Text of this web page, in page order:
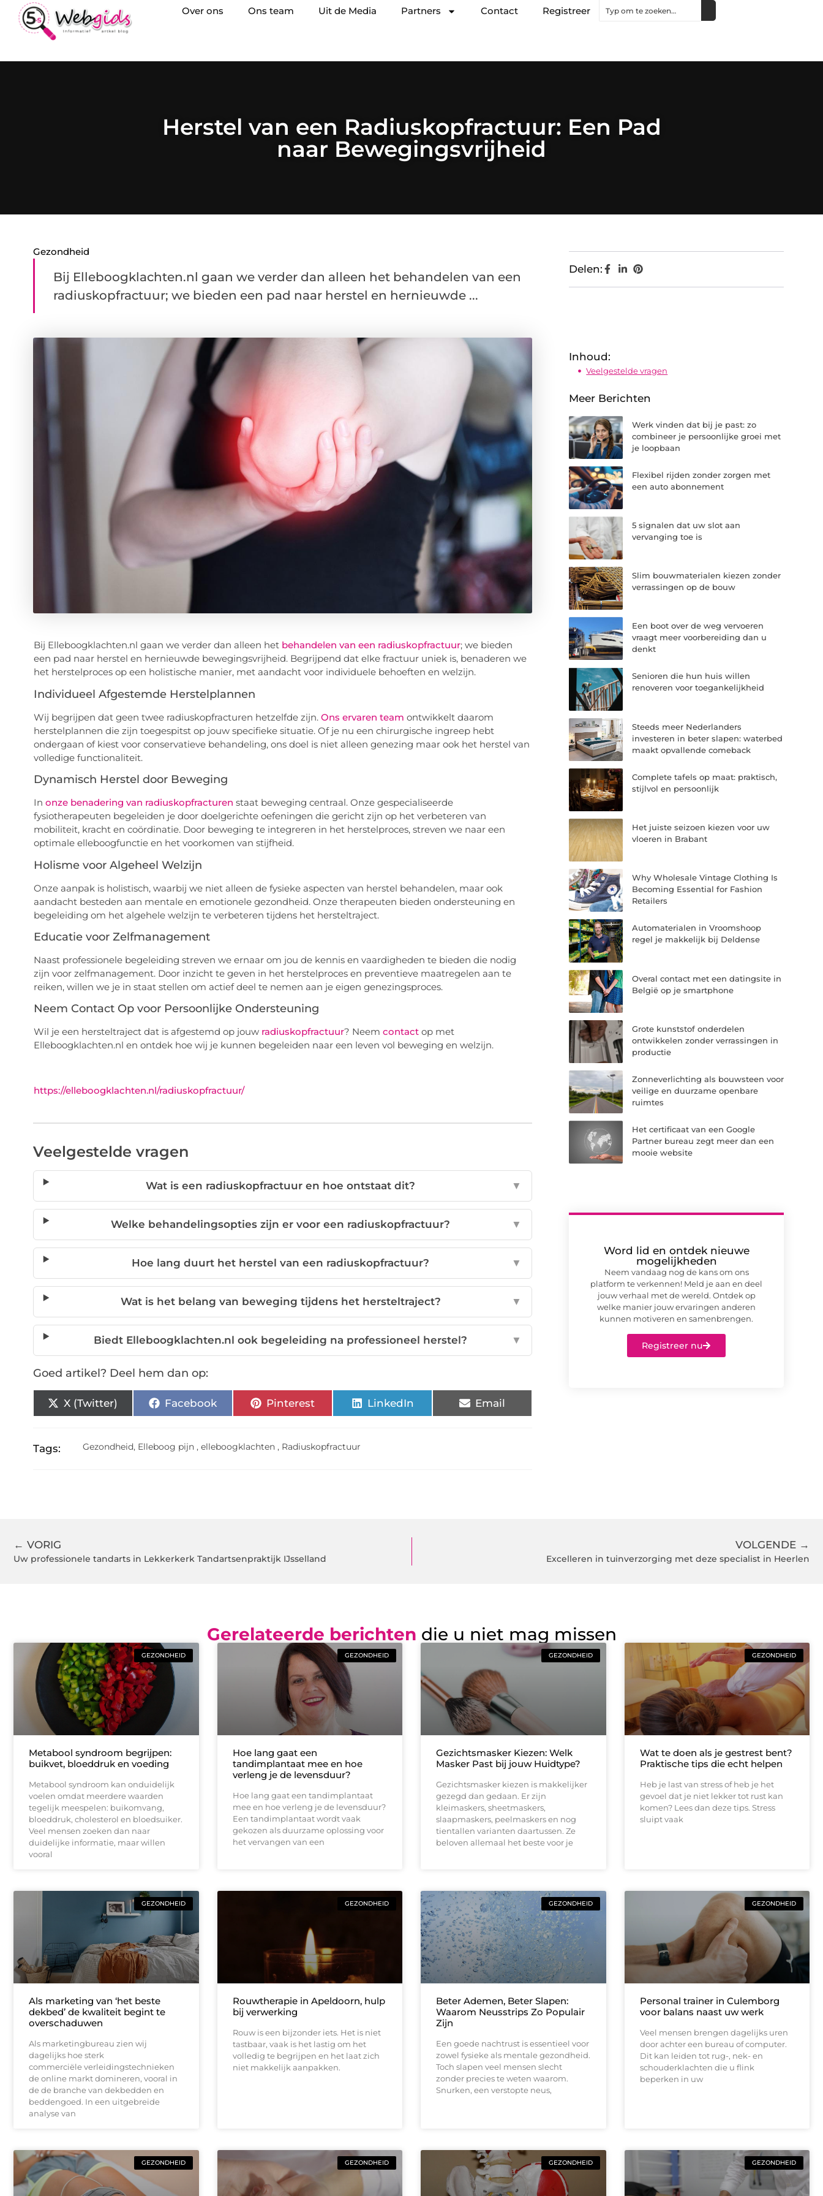
Over ons Ons team Uit de Media Partners Contact Registreer
Herstel van een Radiuskopfractuur: Een Pad
naar Bewegingsvrijheid
Gezondheid
Bij Elleboogklachten.nl gaan we verder dan alleen het behandelen van een
radiuskopfractuur; we bieden een pad naar herstel en hernieuwde ...
Bij Elleboogklachten.nl gaan we verder dan alleen het behandelen van een radiuskopfractuur; we bieden
een pad naar herstel en hernieuwde bewegingsvrijheid. Begrijpend dat elke fractuur uniek is, benaderen we
het herstelproces op een holistische manier, met aandacht voor individuele behoeften en welzijn.
Individueel Afgestemde Herstelplannen
Wij begrijpen dat geen twee radiuskopfracturen hetzelfde zijn. Ons ervaren team ontwikkelt daarom
herstelplannen die zijn toegespitst op jouw specifieke situatie. Of je nu een chirurgische ingreep hebt
ondergaan of kiest voor conservatieve behandeling, ons doel is niet alleen genezing maar ook het herstel van
volledige functionaliteit.
Dynamisch Herstel door Beweging
In onze benadering van radiuskopfracturen staat beweging centraal. Onze gespecialiseerde
fysiotherapeuten begeleiden je door doelgerichte oefeningen die gericht zijn op het verbeteren van
mobiliteit, kracht en coördinatie. Door beweging te integreren in het herstelproces, streven we naar een
optimale elleboogfunctie en het voorkomen van stijfheid.
Holisme voor Algeheel Welzijn
Onze aanpak is holistisch, waarbij we niet alleen de fysieke aspecten van herstel behandelen, maar ook
aandacht besteden aan mentale en emotionele gezondheid. Onze therapeuten bieden ondersteuning en
begeleiding om het algehele welzijn te verbeteren tijdens het hersteltraject.
Educatie voor Zelfmanagement
Naast professionele begeleiding streven we ernaar om jou de kennis en vaardigheden te bieden die nodig
zijn voor zelfmanagement. Door inzicht te geven in het herstelproces en preventieve maatregelen aan te
reiken, willen we je in staat stellen om actief deel te nemen aan je eigen genezingsproces.
Neem Contact Op voor Persoonlijke Ondersteuning
Wil je een hersteltraject dat is afgestemd op jouw radiuskopfractuur? Neem contactop met
Elleboogklachten.nl en ontdek hoe wij je kunnen begeleiden naar een leven vol beweging en welzijn.
https://elleboogklachten.nl/radiuskopfractuur/
Veelgestelde vragen
Wat is een radiuskopfractuur en hoe ontstaat dit? ▼
Welke behandelingsopties zijn er voor een radiuskopfractuur? ▼
Hoe lang duurt het herstel van een radiuskopfractuur? ▼
Wat is het belang van beweging tijdens het hersteltraject? ▼
Biedt Elleboogklachten.nl ook begeleiding na professioneel herstel? ▼
Goed artikel? Deel hem dan op:
X (Twitter) Facebook Pinterest LinkedIn Email
Tags: Gezondheid, Elleboog pijn ,elleboogklachten , Radiuskopfractuur
Delen:
Inhoud:
Veelgestelde vragen
Meer Berichten
Werk vinden dat bij je past: zo
combineer je persoonlijke groei met
je loopbaan
Flexibel rijden zonder zorgen met
een auto abonnement
5 signalen dat uw slot aan
vervanging toe is
Slim bouwmaterialen kiezen zonder
verrassingen op de bouw
Een boot over de weg vervoeren
vraagt meer voorbereiding dan u
denkt
Senioren die hun huis willen
renoveren voor toegankelijkheid
Steeds meer Nederlanders
investeren in beter slapen: waterbed
maakt opvallende comeback
Complete tafels op maat: praktisch,
stijlvol en persoonlijk
Het juiste seizoen kiezen voor uw
vloeren in Brabant
Why Wholesale Vintage Clothing Is
Becoming Essential for Fashion
Retailers
Automaterialen in Vroomshoop
regel je makkelijk bij Deldense
Overal contact met een datingsite in
België op je smartphone
Grote kunststof onderdelen
ontwikkelen zonder verrassingen in
productie
Zonneverlichting als bouwsteen voor
veilige en duurzame openbare
ruimtes
Het certificaat van een Google
Partner bureau zegt meer dan een
mooie website
Word lid en ontdek nieuwe
mogelijkheden
Neem vandaag nog de kans om ons
platform te verkennen! Meld je aan en deel
jouw verhaal met de wereld. Ontdek op
welke manier jouw ervaringen anderen
kunnen motiveren en samenbrengen.
Registreer nu
← VORIG
Uw professionele tandarts in Lekkerkerk Tandartsenpraktijk IJsselland
VOLGENDE →
Excelleren in tuinverzorging met deze specialist in Heerlen
Gerelateerde berichten die u niet mag missen
GEZONDHEID
Metabool syndroom begrijpen:
buikvet, bloeddruk en voeding
Metabool syndroom kan onduidelijk
voelen omdat meerdere waarden
tegelijk meespelen: buikomvang,
bloeddruk, cholesterol en bloedsuiker.
Veel mensen zoeken dan naar
duidelijke informatie, maar willen
vooral
GEZONDHEID
Hoe lang gaat een
tandimplantaat mee en hoe
verleng je de levensduur?
Hoe lang gaat een tandimplantaat
mee en hoe verleng je de levensduur?
Een tandimplantaat wordt vaak
gekozen als duurzame oplossing voor
het vervangen van een
GEZONDHEID
Gezichtsmasker Kiezen: Welk
Masker Past bij jouw Huidtype?
Gezichtsmasker kiezen is makkelijker
gezegd dan gedaan. Er zijn
kleimaskers, sheetmaskers,
slaapmaskers, peelmaskers en nog
tientallen varianten daartussen. Ze
beloven allemaal het beste voor je
GEZONDHEID
Wat te doen als je gestrest bent?
Praktische tips die echt helpen
Heb je last van stress of heb je het
gevoel dat je niet lekker tot rust kan
komen? Lees dan deze tips. Stress
sluipt vaak
GEZONDHEID
Als marketing van ‘het beste
dekbed’ de kwaliteit begint te
overschaduwen
Als marketingbureau zien wij
dagelijks hoe sterk
commerciële verleidingstechnieken
de online markt domineren, vooral in
de de branche van dekbedden en
beddengoed. In een uitgebreide
analyse van
GEZONDHEID
Rouwtherapie in Apeldoorn, hulp
bij verwerking
Rouw is een bijzonder iets. Het is niet
tastbaar, vaak is het lastig om het
volledig te begrijpen en het laat zich
niet makkelijk aanpakken.
GEZONDHEID
Beter Ademen, Beter Slapen:
Waarom Neusstrips Zo Populair
Zijn
Een goede nachtrust is essentieel voor
zowel fysieke als mentale gezondheid.
Toch slapen veel mensen slecht
zonder precies te weten waarom.
Snurken, een verstopte neus,
GEZONDHEID
Personal trainer in Culemborg
voor balans naast uw werk
Veel mensen brengen dagelijks uren
door achter een bureau of computer.
Dit kan leiden tot rug-, nek- en
schouderklachten die u flink
beperken in uw
GEZONDHEID GEZONDHEID GEZONDHEID GEZONDHEID